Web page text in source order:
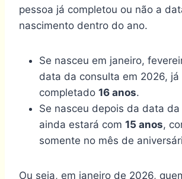
pessoa já completou ou não a
nascimento dentro do ano.
Se nasceu em janeiro,
data da consulta em 2026, já
completado 16 anos.
Se nasceu depois da data
ainda estará com 15 anos,
somente no mês de
Ou seja, em janeiro de 2026,